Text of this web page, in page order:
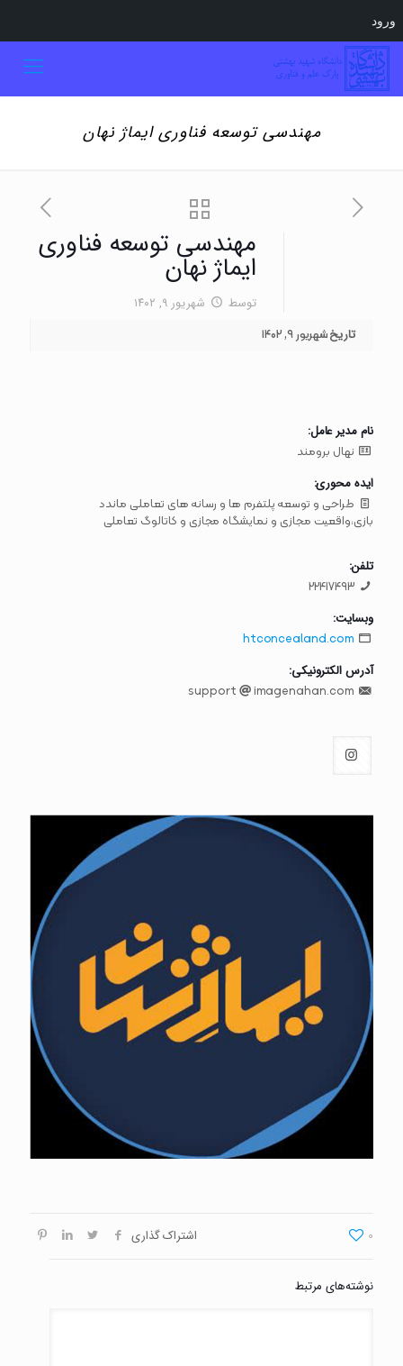
مهندسی توسعه فناوری ایماژ نهان
مهندسی توسعه فناوری
ایماژ نهان
توسط
شهریور ۹, ۱۴۰۲
تاریخشهریور ۹, ۱۴۰۲
نام مدیر عامل:
نهال برومند
ایده محوری:
طراحی و توسعه پلتفرم ها و رسانه های تعاملی ماندد
بازی،واقعیت مجازی و نمایشگاه مجازی و کاتالوگ تعاملی
تلفن:
22417493
وبسایت:
htconcealand.com
آدرس الکترونیکی:
imagenahan.com
اشتراک گذاری 0
نوشته‌های مرتبط
ورود